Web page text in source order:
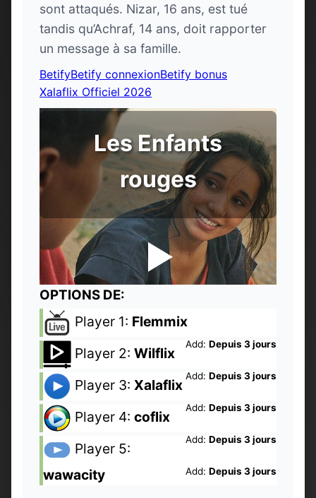
sont attaqués. Nizar, 16 ans, est tué
tandis qu’Achraf, 14 ans, doit rapporter
un message à sa famille.
BetifyBetify connexionBetify bonus
Xalaflix Officiel 2026
Les Enfants
rouges
OPTIONS DE:
Player 1: Flemmix
Add: Depuis 3 jours
Player 2: Wilflix
Add: Depuis 3 jours
Player 3: Xalaflix
Add: Depuis 3 jours
Player 4: coflix
Add: Depuis 3 jours
Player 5:
wawacity
Add: Depuis 3 jours